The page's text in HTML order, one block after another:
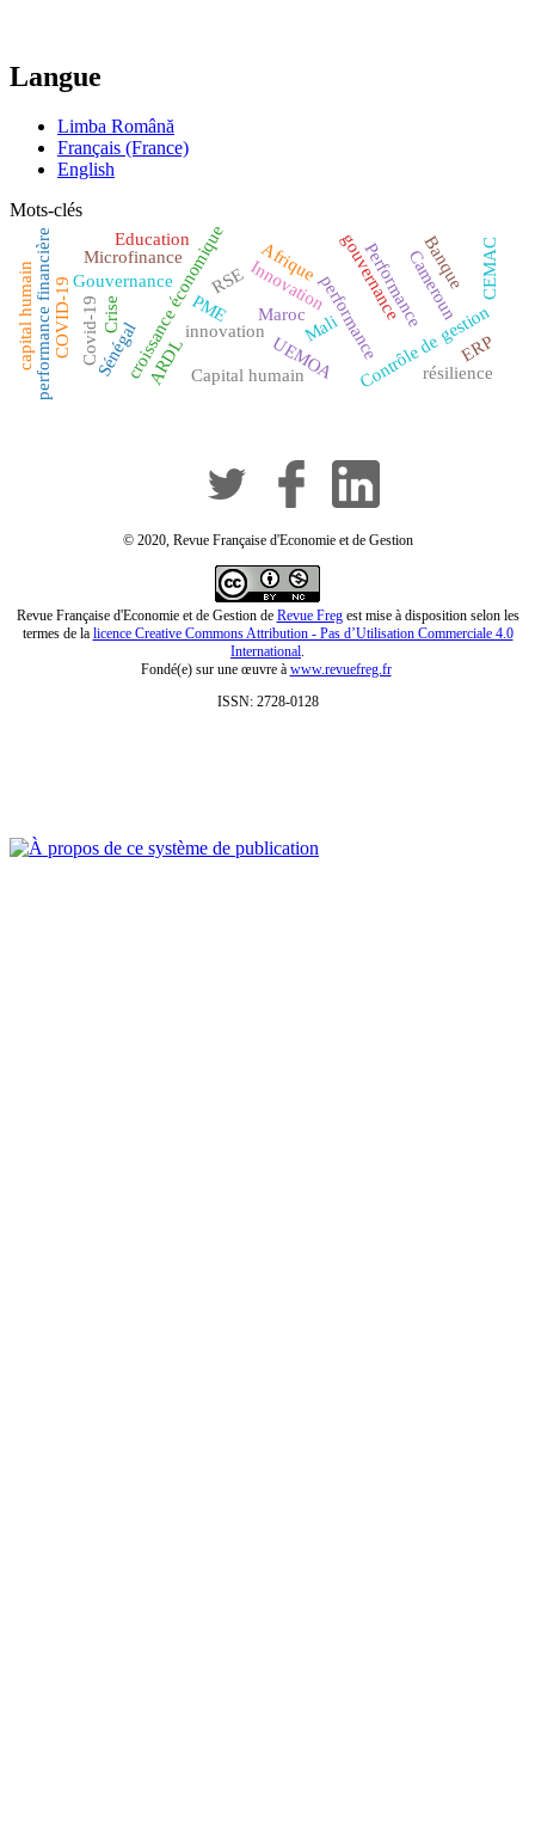
Langue
Limba Română
Français (France)
English
Mots-clés
Maroc performance
PME
croissance économique Performance
Mali
Innovation
innovation
Gouvernance gouvernance
Contrôle de gestion
SénégalARDL UEMOA
RSE
Covid-19
performance financière Cameroun
Crise
Banque
Afrique
COVID-19
capital humain
Capital humain
Microfinance
résilience
CEMAC
Education
ERP
© 2020, Revue Française d'Economie et de Gestion
Revue Française d'Economie et de Gestion de Revue Fregest mise à disposition selon les
termes de la licence Creative Commons Attribution - Pas d’Utilisation Commerciale 4.0
International
Fondé(e) sur une œuvre à www.revuefreg.fr
ISSN: 2728-0128